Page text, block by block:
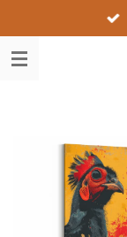
direct
naar